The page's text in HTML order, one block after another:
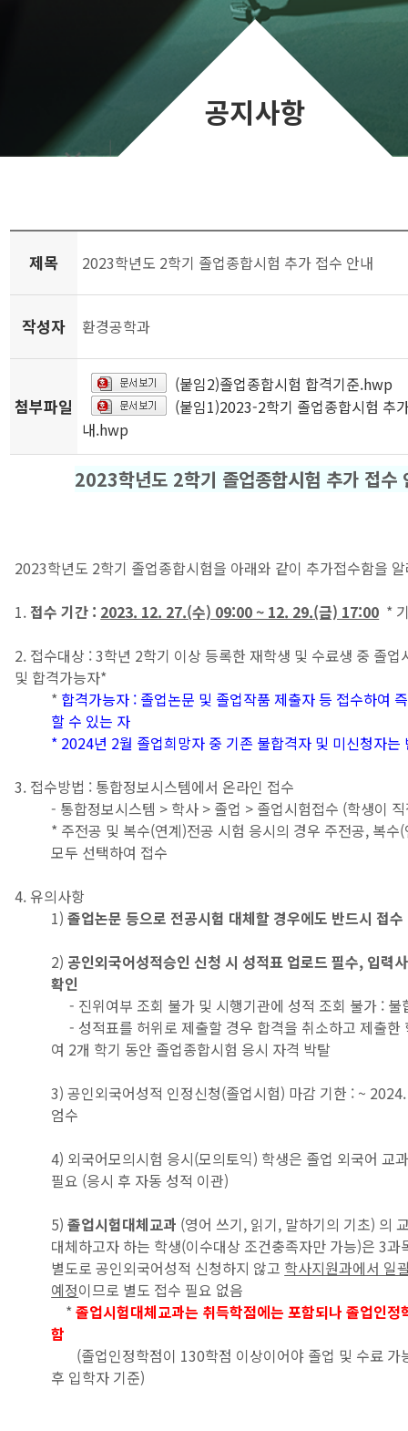
공지사항
제목 2023학년도 2학기 졸업종합시험 추가 접수 안내
작성자 환경공학과
첨부파일
(붙임2)졸업종합시험 합격기준.hwp
(붙임1)2023-2학기 졸업종합시험 추
내.hwp
2023학년도 2학기 졸업종합시험 추가 접수
2023학년도 2학기 졸업종합시험을 아래와 같이 추가접수함을
1.접수 기간 : 2023. 12. 27.(수) 09:00 ~ 12. 29.(금) 17:00 *
2. 접수대상 : 3학년 2학기 이상 등록한 재학생 및 수료생 중 졸업
및 합격가능자*
* 합격가능자 : 졸업논문 및 졸업작품 제출자 등 접수하여
할 수 있는 자
* 2024년 2월 졸업희망자 중 기존 불합격자 및 미신청자는
3. 접수방법 : 통합정보시스템에서 온라인 접수
- 통합정보시스템 > 학사 > 졸업 > 졸업시험접수 (학생이
* 주전공 및 복수(연계)전공 시험 응시의 경우 주전공, 복수
모두 선택하여 접수
4. 유의사항
1)졸업논문 등으로 전공시험 대체할 경우에도 반드시 접수
2) 공인외국어성적승인 신청 시 성적표 업로드 필수, 입력
확인
- 진위여부 조회 불가 및 시행기관에 성적 조회 불가 : 불
- 성적표를 허위로 제출할 경우 합격을 취소하고 제출한
여 2개 학기 동안 졸업종합시험 응시 자격 박탈
3) 공인외국어성적 인정신청(졸업시험) 마감 기한 : ~
엄수
4) 외국어모의시험 응시(모의토익) 학생은 졸업 외국어 교
필요 (응시 후 자동 성적 이관)
5)졸업시험대체교과 (영어 쓰기, 읽기, 말하기의 기초) 의
대체하고자 하는 학생(이수대상 조건충족자만 가능)은 3과
별도로 공인외국어성적 신청하지 않고 학사지원과에서 일
예정이므로 별도 접수 필요 없음
*졸업시험대체교과는 취득학점에는 포함되나 졸업인정
함
(졸업인정학점이 130학점 이상이어야 졸업 및 수료 가
후 입학자 기준)